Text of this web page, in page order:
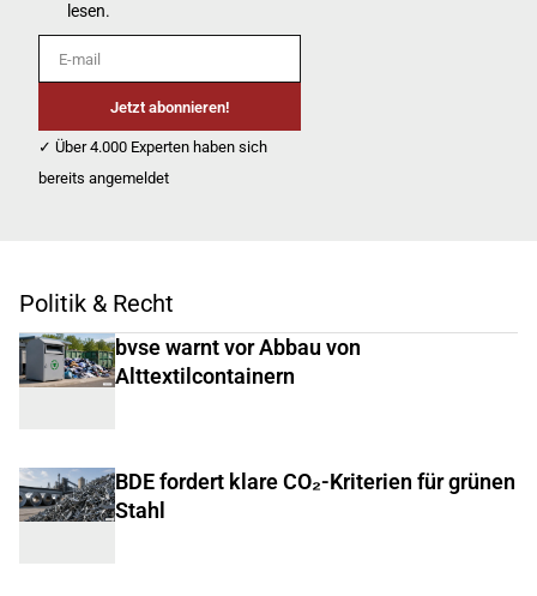
lesen.
E-mail
Jetzt abonnieren!
✓ Über 4.000 Experten haben sich
bereits angemeldet
Politik & Recht
bvse warnt vor Abbau von
Alttextilcontainern
BDE fordert klare CO₂-Kriterien für grünen
Stahl